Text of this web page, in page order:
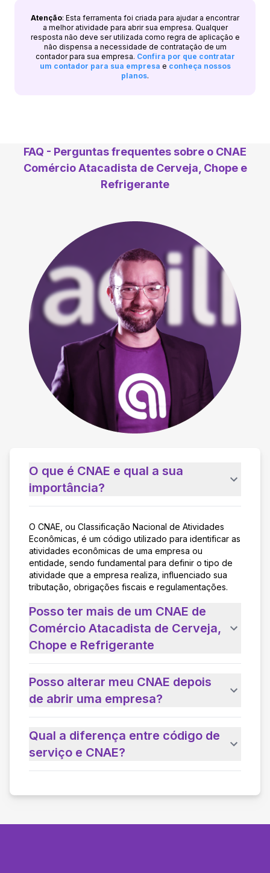
Atenção: Esta ferramenta foi criada para ajudar a encontrar
a melhor atividade para abrir sua empresa. Qualquer
resposta não deve ser utilizada como regra de aplicação e
não dispensa a necessidade de contratação de um
contador para sua empresa. Confira por que contratar
um contador para sua empresa e conheça nossos
planos.
FAQ - Perguntas frequentes sobre o CNAE
Comércio Atacadista de Cerveja, Chope e
Refrigerante
O que é CNAE e qual a sua
importância?
O CNAE, ou Classificação Nacional de Atividades
Econômicas, é um código utilizado para identificar as
atividades econômicas de uma empresa ou
entidade, sendo fundamental para definir o tipo de
atividade que a empresa realiza, influenciado sua
tributação, obrigações fiscais e regulamentações.
Posso ter mais de um CNAE de
Comércio Atacadista de Cerveja,
Chope e Refrigerante
Posso alterar meu CNAE depois
de abrir uma empresa?
Qual a diferença entre código de
serviço e CNAE?